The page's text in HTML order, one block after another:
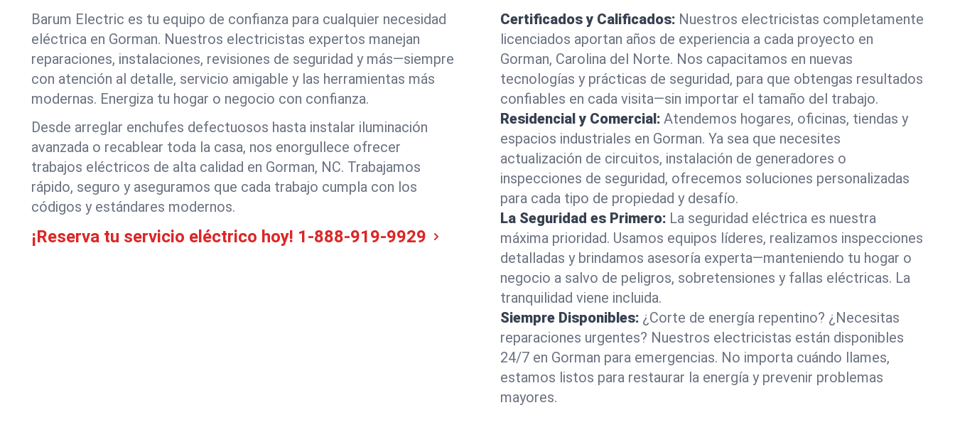
Barum Electric es tu equipo de confianza para cualquier necesidad
eléctrica en Gorman. Nuestros electricistas expertos manejan
reparaciones, instalaciones, revisiones de seguridad y más—siempre
con atención al detalle, servicio amigable y las herramientas más
modernas. Energiza tu hogar o negocio con confianza.
Desde arreglar enchufes defectuosos hasta instalar iluminación
avanzada o recablear toda la casa, nos enorgullece ofrecer
trabajos eléctricos de alta calidad en Gorman, NC. Trabajamos
rápido, seguro y aseguramos que cada trabajo cumpla con los
códigos y estándares modernos.
¡Reserva tu servicio eléctrico hoy! 1-888-919-9929
Certificados y Calificados: Nuestros electricistas completamente
licenciados aportan años de experiencia a cada proyecto en
Gorman, Carolina del Norte. Nos capacitamos en nuevas
tecnologías y prácticas de seguridad, para que obtengas resultados
confiables en cada visita—sin importar el tamaño del trabajo.
Residencial y Comercial: Atendemos hogares, oficinas, tiendas y
espacios industriales en Gorman. Ya sea que necesites
actualización de circuitos, instalación de generadores o
inspecciones de seguridad, ofrecemos soluciones personalizadas
para cada tipo de propiedad y desafío.
La Seguridad es Primero: La seguridad eléctrica es nuestra
máxima prioridad. Usamos equipos líderes, realizamos inspecciones
detalladas y brindamos asesoría experta—manteniendo tu hogar o
negocio a salvo de peligros, sobretensiones y fallas eléctricas. La
tranquilidad viene incluida.
Siempre Disponibles: ¿Corte de energía repentino? ¿Necesitas
reparaciones urgentes? Nuestros electricistas están disponibles
24/7 en Gorman para emergencias. No importa cuándo llames,
estamos listos para restaurar la energía y prevenir problemas
mayores.